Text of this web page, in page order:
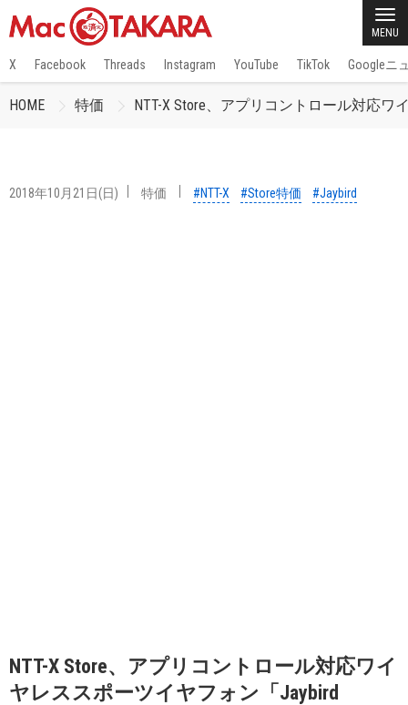
MENU
X Facebook Threads Instagram YouTube TikTok Googleニ
HOME 特価 NTT-X Store、アプリコントロール対応ワ
2018年10月21日(日) 特価 #NTT-X #Store特価 #Jaybird
NTT-X Store、アプリコントロール対応ワイ
ヤレススポーツイヤフォン「Jaybird